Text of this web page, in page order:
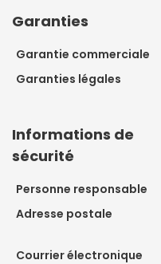
Garanties
Garantie commerciale
Garanties légales
Informations de
sécurité
Personne responsable
Adresse postale
Courrier électronique